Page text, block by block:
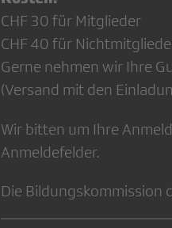
CHF 30 für Mitglieder
CHF 40 für
Gerne nehmen wir Ihre
(Versand mit den
Wir bitten um Ihre
Anmeldefelder.
Die Bildungskommission